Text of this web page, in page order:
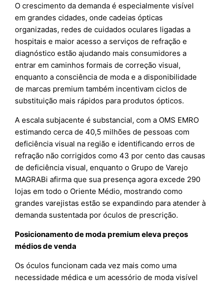
O crescimento da demanda é especialmente visível
em grandes cidades, onde cadeias ópticas
organizadas, redes de cuidados oculares ligadas a
hospitais e maior acesso a serviços de refração e
diagnóstico estão ajudando mais consumidores a
entrar em caminhos formais de correção visual,
enquanto a consciência de moda e a disponibilidade
de marcas premium também incentivam ciclos de
substituição mais rápidos para produtos ópticos.
A escala subjacente é substancial, com a OMS EMRO
estimando cerca de 40,5 milhões de pessoas com
deficiência visual na região e identificando erros de
refração não corrigidos como 43 por cento das causas
de deficiência visual, enquanto o Grupo de Varejo
MAGRABi afirma que sua presença agora excede 290
lojas em todo o Oriente Médio, mostrando como
grandes varejistas estão se expandindo para atender à
demanda sustentada por óculos de prescrição.
Posicionamento de moda premium eleva preços
médios de venda
Os óculos funcionam cada vez mais como uma
necessidade médica e um acessório de moda visível